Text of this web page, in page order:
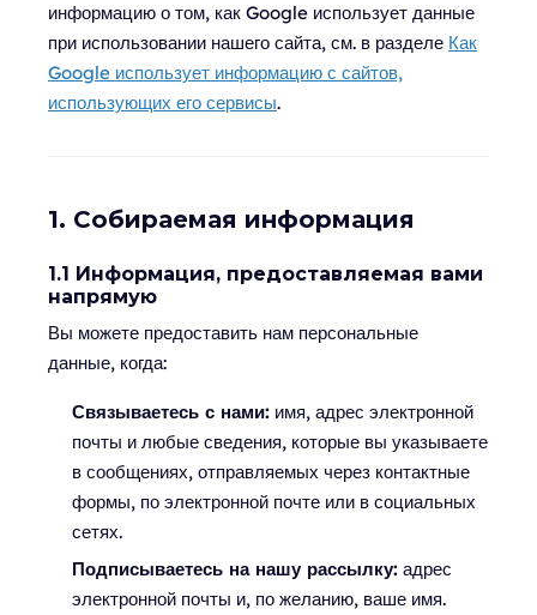
информацию о том, как Google использует данные
при использовании нашего сайта, см. в разделе Как
Google использует информацию с сайтов,
использующих его сервисы.
1. Собираемая информация
1.1 Информация, предоставляемая вами
напрямую
Вы можете предоставить нам персональные
данные, когда:
Связываетесь с нами: имя, адрес электронной
почты и любые сведения, которые вы указываете
в сообщениях, отправляемых через контактные
формы, по электронной почте или в социальных
сетях.
Подписываетесь на нашу рассылку: адрес
электронной почты и, по желанию, ваше имя.